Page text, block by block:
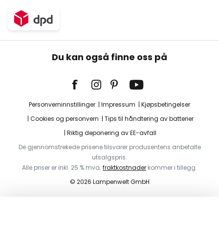
Du kan også finne oss på
Personverninnstillinger Impressum
Kjøpsbetingelser
Cookies og personvern
Tips til håndtering av batterier
Riktig deponering av EE-avfall
De gjennomstrekede prisene tilsvarer produsentens anbefalte
utsalgspris.
Alle priser er inkl. 25 % mva. fraktkostnader kommer i tillegg.
© 2026 Lampenwelt GmbH